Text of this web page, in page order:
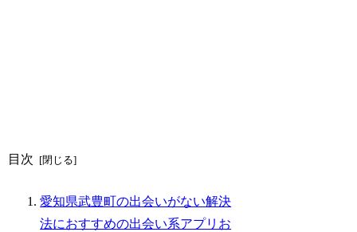
目次
愛知県武豊町の出会いがない解決
法におすすめの出会い系アプリお